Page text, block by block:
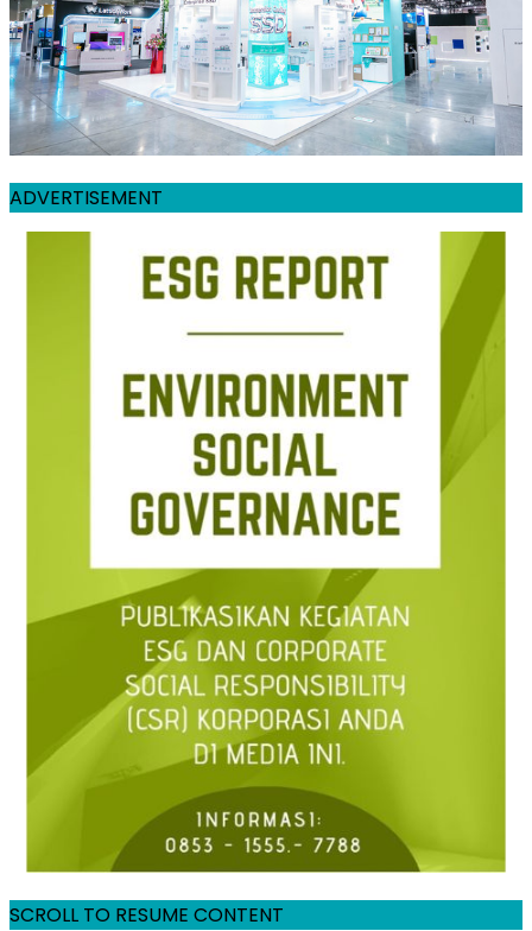
ADVERTISEMENT
SCROLL TO RESUME CONTENT